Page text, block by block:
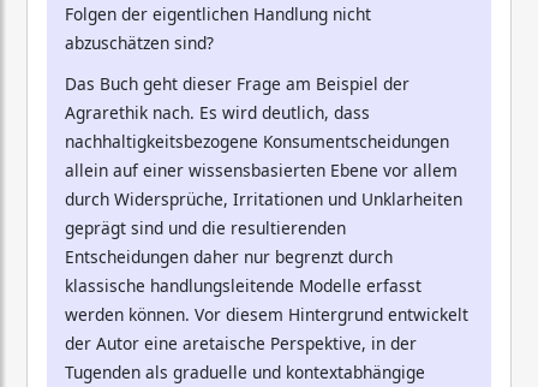
Folgen der eigentlichen Handlung nicht
abzuschätzen sind?
Das Buch geht dieser Frage am Beispiel der
Agrarethik nach. Es wird deutlich, dass
nachhaltigkeitsbezogene Konsumentscheidungen
allein auf einer wissensbasierten Ebene vor allem
durch Widersprüche, Irritationen und Unklarheiten
geprägt sind und die resultierenden
Entscheidungen daher nur begrenzt durch
klassische handlungsleitende Modelle erfasst
werden können. Vor diesem Hintergrund entwickelt
der Autor eine aretaische Perspektive, in der
Tugenden als graduelle und kontextabhängige